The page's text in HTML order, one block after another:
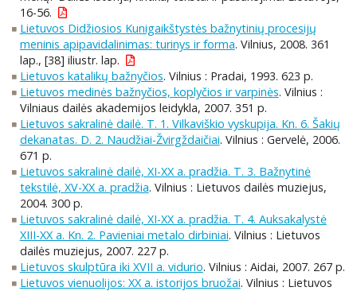
16-56.
Lietuvos Didžiosios Kunigaikštystės bažnytinių procesijų
meninis apipavidalinimas: turinys ir forma. Vilnius, 2008. 361
lap., [38] iliustr. lap.
Lietuvos katalikų bažnyčios. Vilnius : Pradai, 1993. 623 p.
Lietuvos medinės bažnyčios, koplyčios ir varpinės. Vilnius :
Vilniaus dailės akademijos leidykla, 2007. 351 p.
Lietuvos sakralinė dailė. T. 1. Vilkaviškio vyskupija. Kn. 6. Šakių
dekanatas. D. 2. Naudžiai-Žvirgždaičiai. Vilnius : Gervelė, 2006.
671 p.
Lietuvos sakralinė dailė, XI-XX a. pradžia. T. 3. Bažnytinė
tekstilė, XV-XX a. pradžia. Vilnius : Lietuvos dailės muziejus,
2004. 300 p.
Lietuvos sakralinė dailė, XI-XX a. pradžia. T. 4. Auksakalystė
XIII-XX a. Kn. 2. Pavieniai metalo dirbiniai. Vilnius : Lietuvos
dailės muziejus, 2007. 227 p.
Lietuvos skulptūra iki XVII a. vidurio. Vilnius : Aidai, 2007. 267 p.
Lietuvos vienuolijos: XX a. istorijos bruožai. Vilnius : Lietuvos